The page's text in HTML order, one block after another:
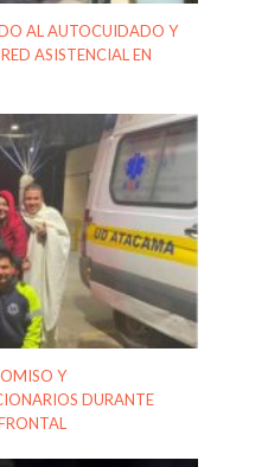
AL AUTOCUIDADO Y
ASISTENCIAL EN
Y
DURANTE